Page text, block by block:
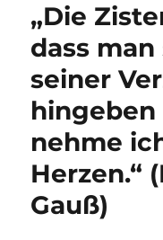
„Die
dass
seiner
hingeben
nehme
Herzen.“
Gauß)